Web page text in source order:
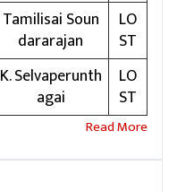
Tamilisai Soun
dararajan
LO
ST
K. Selvaperunth
agai
LO
ST